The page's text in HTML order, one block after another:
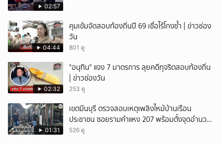
02:57
04:44
คุมเข้มจัดสอบท้องถิ่นปี 69 เชื่อไร้โกงซ้ำ | ข่าวช่อง
วัน
801 ดู
02:32
"อนุทิน" แจง 7 มาตรการ ลุยคดีทุจริตสอบท้องถิ่น
| ข่าวช่องวัน
253 ดู
01:31
เขตมีนบุรี ตรวจสอบเหตุเพลิงไหม้บ้านเรือน
ประชาชน ซอยรามคำแหง 207 พร้อมตั้งจุดอำนวย
การช่วยเหลือ
526 ดู